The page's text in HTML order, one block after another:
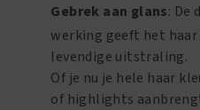
Gebrek aan glans: De
werking geeft het haar
levendige uitstraling.
Of je nu je hele haar
of highlights